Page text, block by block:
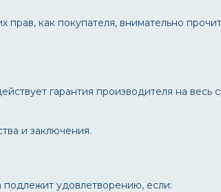
прав, как покупателя, внимательно
гарантия производителя на весь
и заключения.
удовлетворению, если: